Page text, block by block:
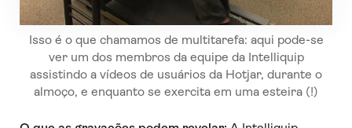
Isso é o que chamamos de multitarefa: aqui pode-se
ver um dos membros da equipe da Intelliquip
assistindo a vídeos de usuários da Hotjar, durante o
almoço, e enquanto se exercita em uma esteira (!)